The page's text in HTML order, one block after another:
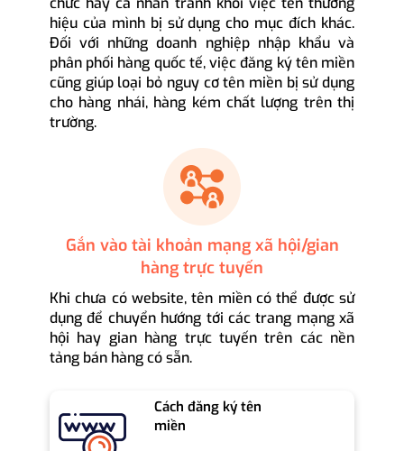
hiệu của mình bị sử dụng cho mục đích khác.
Đối với những doanh nghiệp nhập khẩu và
phân phối hàng quốc tế, việc đăng ký tên miền
cũng giúp loại bỏ nguy cơ tên miền bị sử dụng
cho hàng nhái, hàng kém chất lượng trên thị
trường.
Gắn vào tài khoản mạng xã hội/gian
hàng trực tuyến
Khi chưa có website, tên miền có thể được sử
dụng để chuyển hướng tới các trang mạng xã
hội hay gian hàng trực tuyến trên các nền
tảng bán hàng có sẵn.
Cách đăng ký tên
miền